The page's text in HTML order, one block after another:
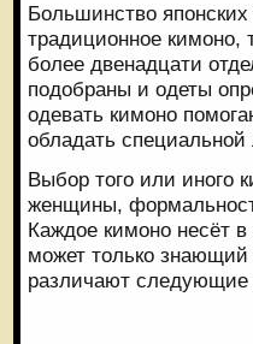
Большинство
традиционное кимоно,
более двенадцати
подобраны и одеты
одевать кимоно
обладать
Выбор того или иного
женщины,
Каждое кимоно несёт
может только
различают